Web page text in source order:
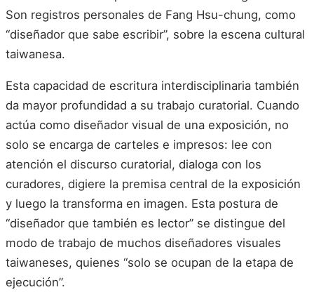
Son registros personales de Fang Hsu-chung, como
“diseñador que sabe escribir”, sobre la escena cultural
taiwanesa.
Esta capacidad de escritura interdisciplinaria también
da mayor profundidad a su trabajo curatorial. Cuando
actúa como diseñador visual de una exposición, no
solo se encarga de carteles e impresos: lee con
atención el discurso curatorial, dialoga con los
curadores, digiere la premisa central de la exposición
y luego la transforma en imagen. Esta postura de
“diseñador que también es lector” se distingue del
modo de trabajo de muchos diseñadores visuales
taiwaneses, quienes “solo se ocupan de la etapa de
ejecución”.